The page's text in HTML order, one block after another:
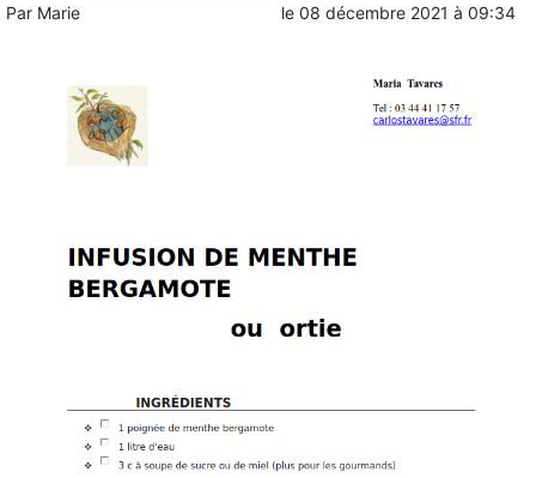
Par Marie le 08 décembre 2021 à 09:34